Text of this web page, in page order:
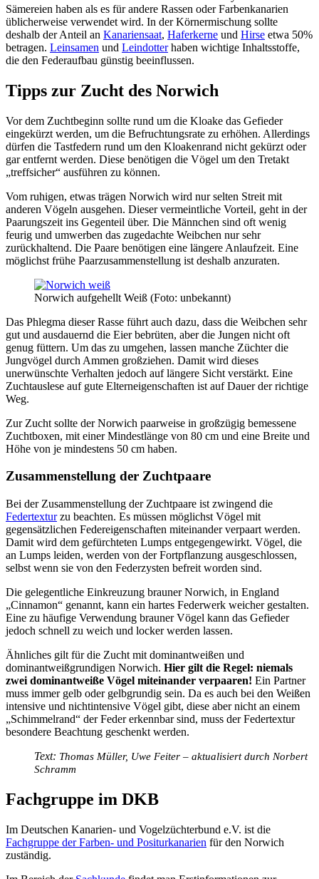
Sämereien haben als es für andere Rassen oder Farbenkanarien
üblicherweise verwendet wird. In der Körnermischung sollte
deshalb der Anteil an Kanariensaat, Haferkerne und Hirse etwa 50%
betragen. Leinsamen und Leindotterhaben wichtige Inhaltsstoffe,
die den Federaufbau günstig beeinflussen.
Tipps zur Zucht des Norwich
Vor dem Zuchtbeginn sollte rund um die Kloake das Gefieder
eingekürzt werden, um die Befruchtungsrate zu erhöhen. Allerdings
dürfen die Tastfedern rund um den Kloakenrand nicht gekürzt oder
gar entfernt werden. Diese benötigen die Vögel um den Tretakt
„treffsicher“ ausführen zu können.
Vom ruhigen, etwas trägen Norwich wird nur selten Streit mit
anderen Vögeln ausgehen. Dieser vermeintliche Vorteil, geht in der
Paarungszeit ins Gegenteil über. Die Männchen sind oft wenig
feurig und umwerben das zugedachte Weibchen nur sehr
zurückhaltend. Die Paare benötigen eine längere Anlaufzeit. Eine
möglichst frühe Paarzusammenstellung ist deshalb anzuraten.
Norwich aufgehellt Weiß (Foto: unbekannt)
Das Phlegma dieser Rasse führt auch dazu, dass die Weibchen sehr
gut und ausdauernd die Eier bebrüten, aber die Jungen nicht oft
genug füttern. Um das zu umgehen, lassen manche Züchter die
Jungvögel durch Ammen großziehen. Damit wird dieses
unerwünschte Verhalten jedoch auf längere Sicht verstärkt. Eine
Zuchtauslese auf gute Elterneigenschaften ist auf Dauer der richtige
Weg.
Zur Zucht sollte der Norwich paarweise in großzügig bemessene
Zuchtboxen, mit einer Mindestlänge von 80 cm und eine Breite und
Höhe von je mindestens 50 cm haben.
Zusammenstellung der Zuchtpaare
Bei der Zusammenstellung der Zuchtpaare ist zwingend die
Federtexturzu beachten. Es müssen möglichst Vögel mit
gegensätzlichen Federeigenschaften miteinander verpaart werden.
Damit wird dem gefürchteten Lumps entgegengewirkt. Vögel, die
an Lumps leiden, werden von der Fortpflanzung ausgeschlossen,
selbst wenn sie von den Federzysten befreit worden sind.
Die gelegentliche Einkreuzung brauner Norwich, in England
„Cinnamon“ genannt, kann ein hartes Federwerk weicher gestalten.
Eine zu häufige Verwendung brauner Vögel kann das Gefieder
jedoch schnell zu weich und locker werden lassen.
Ähnliches gilt für die Zucht mit dominantweißen und
dominantweißgrundigen Norwich. Hier gilt die Regel: niemals
zwei dominantweiße Vögel miteinander verpaaren! Ein Partner
muss immer gelb oder gelbgrundig sein. Da es auch bei den Weißen
intensive und nichtintensive Vögel gibt, diese aber nicht an einem
„Schimmelrand“ der Feder erkennbar sind, muss der Federtextur
besondere Beachtung geschenkt werden.
Text: Thomas Müller, Uwe Feiter – aktualisiert durch Norbert
Schramm
Fachgruppe im DKB
Im Deutschen Kanarien- und Vogelzüchterbund e.V. ist die
Fachgruppe der Farben- und Positurkanarien für den Norwich
zuständig.